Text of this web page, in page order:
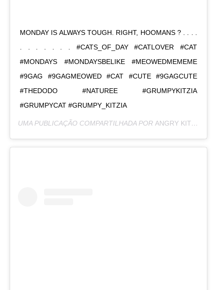
MONDAY IS ALWAYS TOUGH. RIGHT, HOOMANS ? . . . .
. . . . . . . #CATS_OF_DAY #CATLOVER #CAT
#MONDAYS #MONDAYSBELIKE #MEOWEDMEMEME
#9GAG #9GAGMEOWED #CAT #CUTE #9GAGCUTE
#THEDODO #NATUREE #GRUMPYKITZIA
#GRUMPYCAT #GRUMPY_KITZIA
UMA PUBLICAÇÃO COMPARTILHADA POR ANGRY KITZIA